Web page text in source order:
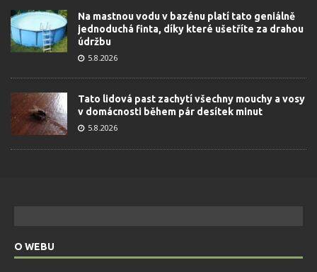
Na mastnou vodu v bazénu platí tato geniálně
jednoduchá finta, díky které ušetříte za drahou
údržbu
5.8.2026
Tato lidová past zachytí všechny mouchy a vosy
v domácnosti během pár desítek minut
5.8.2026
O WEBU